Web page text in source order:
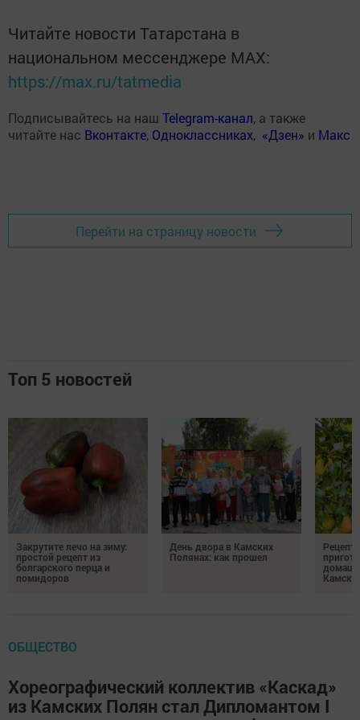
Читайте новости Татарстана в
национальном мессенджере MАХ:
https://max.ru/tatmedia
Подписывайтесь на наш Telegram-канал, а также
читайте нас Вконтакте, Одноклассниках, «Дзен» и Макс
Перейти на страницу новости
Топ 5 новостей
Закрутите лечо на зиму:
простой рецепт из
болгарского перца и
помидоров
День двора в Камских
Полянах: как прошел
ОБЩЕСТВО
Хореографический коллектив «Каскад»
из Камских Полян стал Дипломантом I